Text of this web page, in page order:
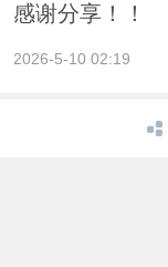
感谢分享！！
2026-5-10 02:19